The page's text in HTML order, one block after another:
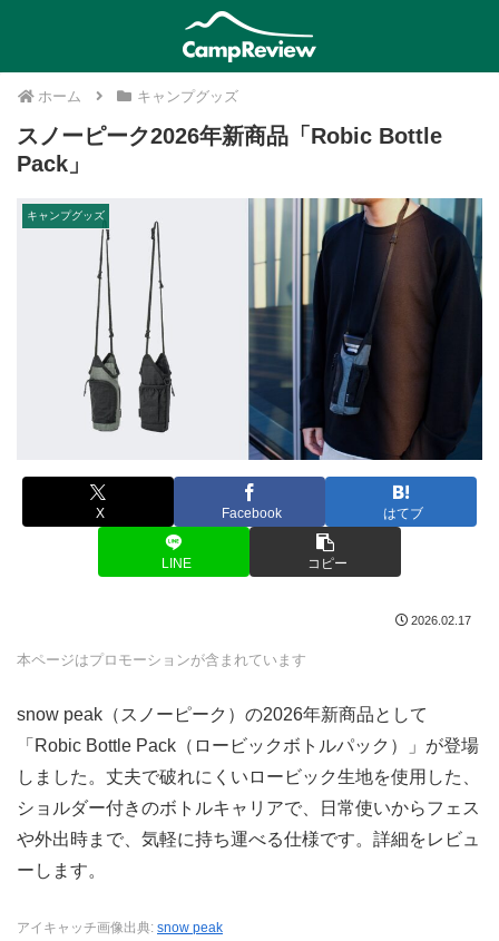
ホーム キャンプグッズ
スノーピーク2026年新商品「Robic Bottle
Pack」
キャンプグッズ
X Facebook はてブ
LINE コピー
2026.02.17
本ページはプロモーションが含まれています
snow peak（スノーピーク）の2026年新商品として
「Robic Bottle Pack（ロービックボトルパック）」が登場
しました。丈夫で破れにくいロービック生地を使用した、
ショルダー付きのボトルキャリアで、日常使いからフェス
や外出時まで、気軽に持ち運べる仕様です。詳細をレビュ
ーします。
アイキャッチ画像出典: snow peak